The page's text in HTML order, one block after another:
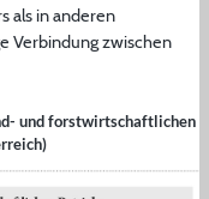
als in anderen
Verbindung zwischen
und forstwirtschaftlichen